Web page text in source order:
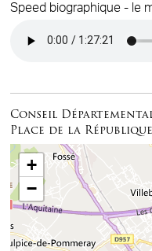
Speed biographique - le
Conseil
Place de la
+
−